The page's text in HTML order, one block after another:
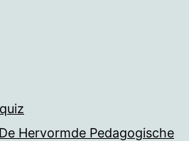
De Hervormde Pedagogische